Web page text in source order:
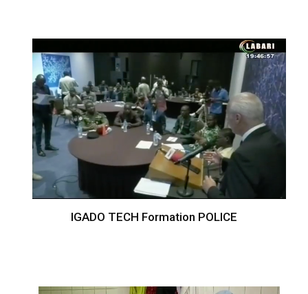
IGADO TECH Formation POLICE